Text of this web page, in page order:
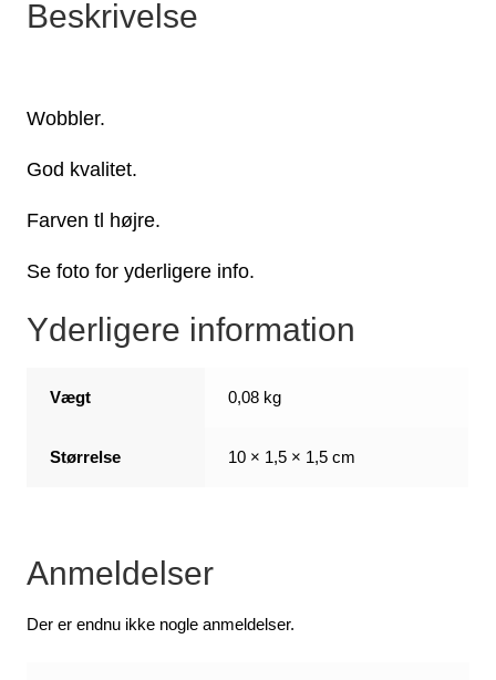
Beskrivelse
Wobbler.
God kvalitet.
Farven tl højre.
Se foto for yderligere info.
Yderligere information
Vægt 0,08 kg
Størrelse 10 × 1,5 × 1,5 cm
Anmeldelser
Der er endnu ikke nogle anmeldelser.